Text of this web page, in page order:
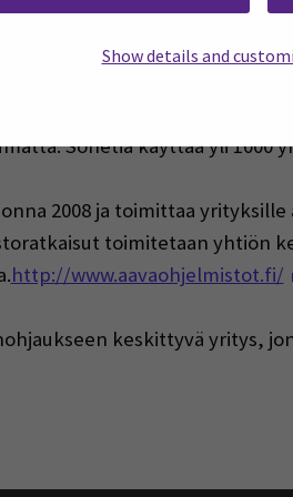
Show details and
reagointikykyä ja
ratkaisumme/digia-enterprise/
Sonetia käyttää yli 1000
2008 ja toimittaa
toimitetaan yhtiön
http://www.aavaohjelmistot.fi/
keskittyvä yritys,